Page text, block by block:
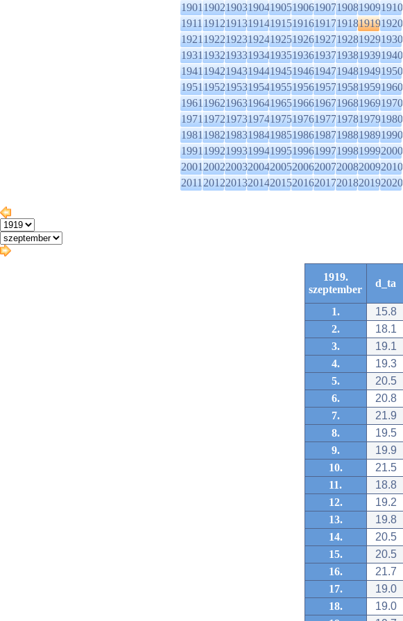
1901190219031904190519061907190819091910
1911191219131914191519161917191819191920
1921192219231924192519261927192819291930
1931193219331934193519361937193819391940
1941194219431944194519461947194819491950
1951195219531954195519561957195819591960
1961196219631964196519661967196819691970
1971197219731974197519761977197819791980
1981198219831984198519861987198819891990
1991199219931994199519961997199819992000
2001200220032004200520062007200820092010
2011201220132014201520162017201820192020
1919.
szeptember
d_ta
1. 15.8
2.
18.1
3.
19.1
4.
19.3
5.
20.5
6.
20.8
7.
21.9
8.
19.5
9.
19.9
10.
21.5
11.
18.8
12.
19.2
13.
19.8
14.
20.5
15.
20.5
16.
21.7
17.
19.0
18.
19.0